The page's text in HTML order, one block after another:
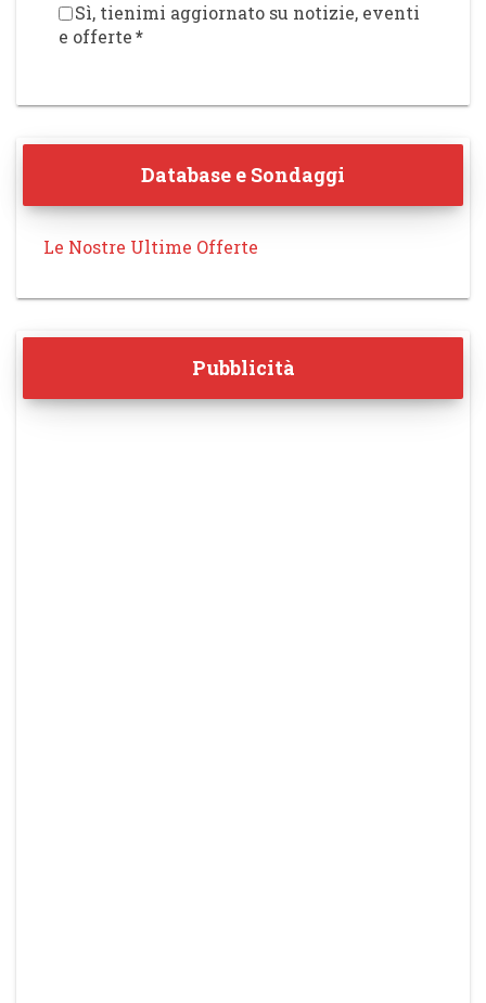
Sì, tienimi aggiornato su notizie, eventi
e offerte*
Database e Sondaggi
Le Nostre Ultime Offerte
Pubblicità